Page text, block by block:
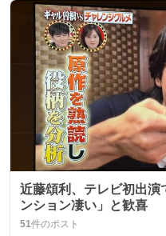
近藤頌利、テレビ初出
ンション凄い」と歓喜
51件のポスト